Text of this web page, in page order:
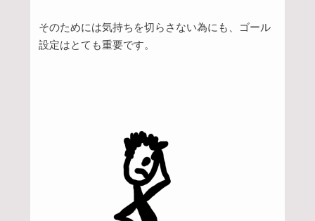
そのためには気持ちを切らさない為にも、ゴール
設定はとても重要です。